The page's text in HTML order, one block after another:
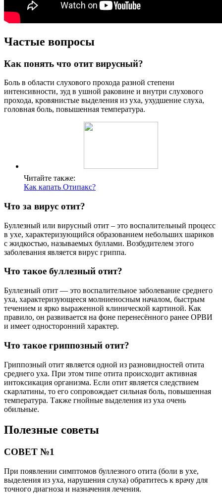
Частые вопросы
Как понять что отит вирусный?
Боль в области слухового прохода разной степени
интенсивности, зуд в ушной раковине и внутри слухового
прохода, кровянистые выделения из уха, ухудшение слуха,
головная боль, повышенная температура.
Читайте также:
Как капать Отипакс?
Что за вирус отит?
Буллезный или вирусный отит – это воспалительный процесс
в ухе, характеризующийся образованием небольших шариков
с жидкостью, называемых буллами. Возбудителем этого
заболевания является вирус гриппа.
Что такое буллезный отит?
Буллезный отит — это воспалительное заболевание среднего
уха, характеризующееся молниеносным началом, быстрым
течением и ярко выраженной клинической картиной. Как
правило, он развивается на фоне перенесённого ранее ОРВИ
и имеет односторонний характер.
Что такое гриппозный отит?
Гриппозный отит является одной из разновидностей отита
среднего уха. При этом типе отита происходит активная
интоксикация организма. Если отит является следствием
скарлатины, то его сопровождает сильная боль, повышенная
температура. Также гнойные выделения из уха очень
обильные.
Полезные советы
СОВЕТ №1
При появлении симптомов буллезного отита (боли в ухе,
выделения из уха, нарушения слуха) обратитесь к врачу для
точного диагноза и назначения лечения.